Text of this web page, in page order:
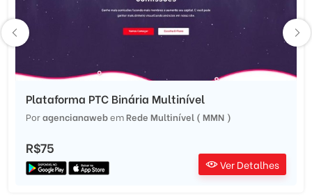
Plataforma PTC Binária Multinível
PoragencianawebemRede Multinível ( MMN )
R$75
Ver Detalhes